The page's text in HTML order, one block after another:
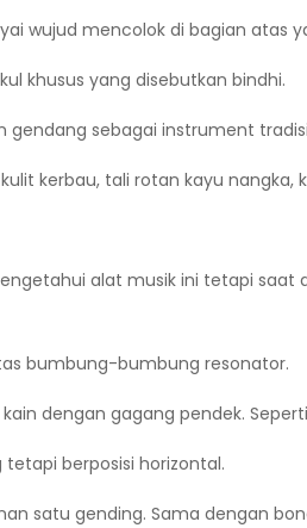
wujud mencolok di bagian atas
khusus yang disebutkan bindhi.
sebagai instrument
kerbau, tali rotan kayu
alat musik ini tetapi
bumbung-bumbung resonator.
dengan gagang pendek.
berposisi horizontal.
satu gending. Sama dengan